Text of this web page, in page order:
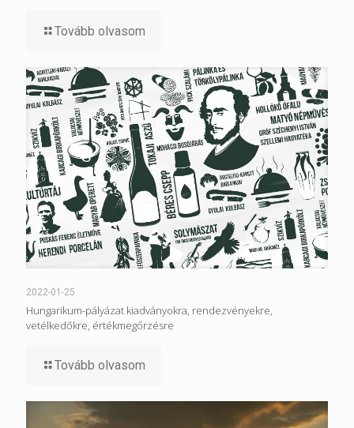
Tovább olvasom
2022-01-25
Hungarikum-pályázat kiadványokra, rendezvényekre,
vetélkedőkre, értékmegőrzésre
Tovább olvasom